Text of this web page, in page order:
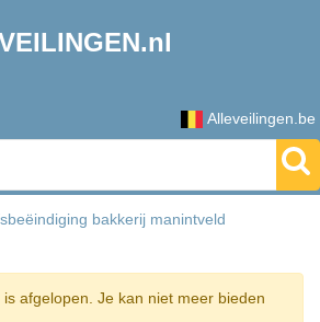
Alleveilingen.be
bakkerij manintveld
afgelopen. Je kan niet meer bieden